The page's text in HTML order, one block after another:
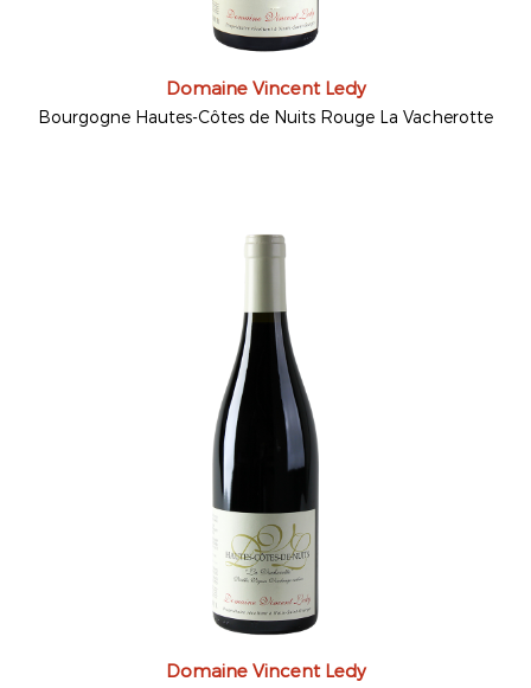
Domaine Vincent Ledy
Bourgogne Hautes-Côtes de Nuits Rouge La Vacherotte
Domaine Vincent Ledy